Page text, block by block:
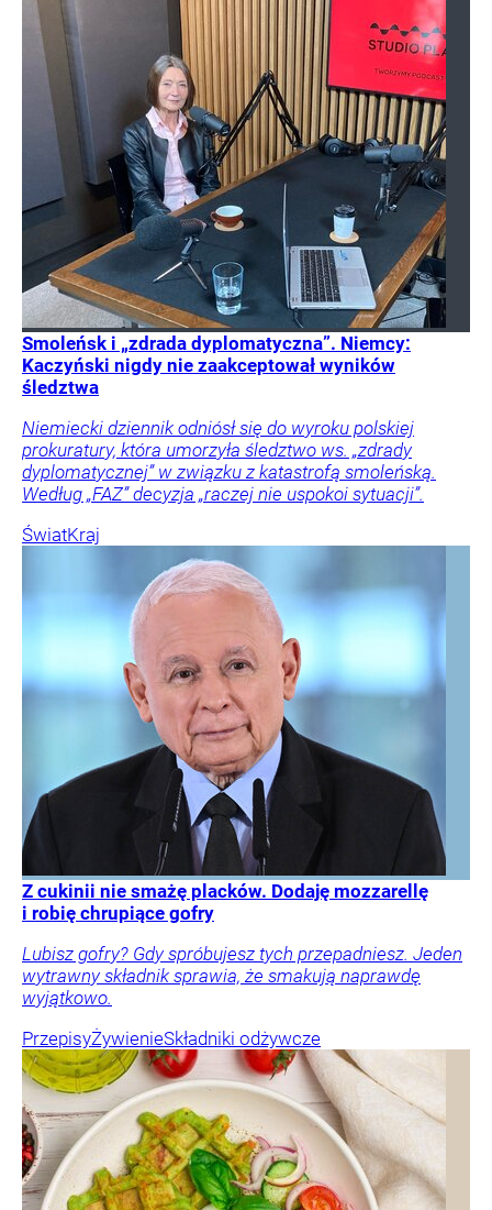
Smoleńsk i „zdrada dyplomatyczna”. Niemcy:
Kaczyński nigdy nie zaakceptował wyników
śledztwa
Niemiecki dziennik odniósł się do wyroku polskiej
prokuratury, która umorzyła śledztwo ws. „zdrady
dyplomatycznej” w związku z katastrofą smoleńską.
Według „FAZ” decyzja „raczej nie uspokoi sytuacji”.
ŚwiatKraj
Z cukinii nie smażę placków. Dodaję mozzarellę
i robię chrupiące gofry
Lubisz gofry? Gdy spróbujesz tych przepadniesz. Jeden
wytrawny składnik sprawia, że smakują naprawdę
wyjątkowo.
PrzepisyŻywienieSkładniki odżywcze